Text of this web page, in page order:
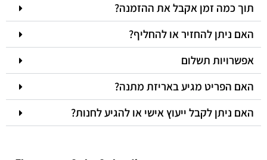
תוך כמה זמן אקבל את ההזמנה?
האם ניתן להחזיר או להחליף?
אפשרויות תשלום
האם הפריט מגיע באריזת מתנה?
האם ניתן לקבל ייעוץ אישי או להגיע לחנות?